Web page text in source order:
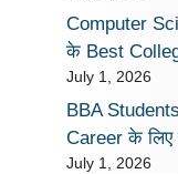
Computer
के Best
July 1, 2026
BBA
Career के लिए
July 1, 2026